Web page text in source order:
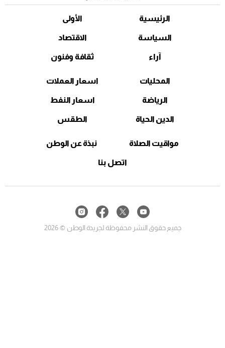
الرئيسية
السياسة
آراء
الأولى
الاقتصاد
ثقافة وفنون
المحليات
الرياضة
الدين الحياة
اسعار العملات
اسعار النفط
الطقس
مواقيت الصلاة نبذة عن الوطن
اتصل بنا
جميع حقوق النشر محفوظة لجريدة الوطن © 2026